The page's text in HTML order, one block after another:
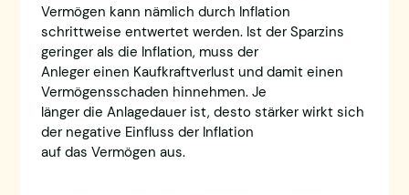
Vermögen kann nämlich durch Inflation
schrittweise entwertet werden. Ist der Sparzins
geringer als die Inflation, muss der
Anleger einen Kaufkraftverlust und damit einen
Vermögensschaden hinnehmen. Je
länger die Anlagedauer ist, desto stärker wirkt sich
der negative Einfluss der Inflation
auf das Vermögen aus.